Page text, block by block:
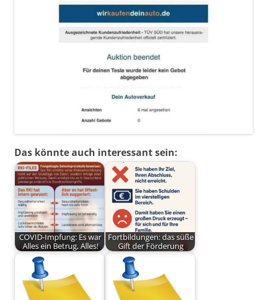
Das könnte auch interessant sein:
COVID-Impfung: Es war
Alles ein Betrug, Alles!
Fortbildungen: das süße
Gift der Förderung